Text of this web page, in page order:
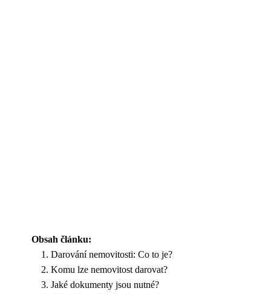
Obsah článku:
Darování nemovitosti: Co to je?
Komu lze nemovitost darovat?
Jaké dokumenty jsou nutné?